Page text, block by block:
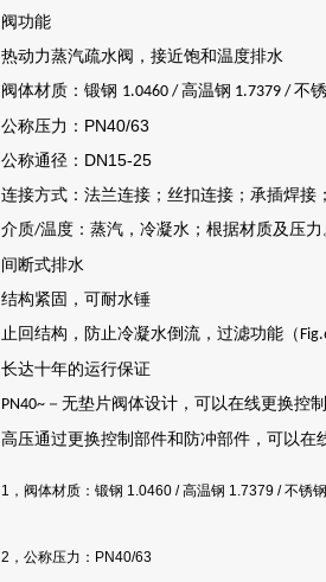
阀功能
热动力蒸汽疏水阀，接近饱和温度排水
阀体材质：锻钢 1.0460 / 高温钢 1.7379 / 不
公称压力： PN40/63
公称通径： DN15-25
连接方式： 法兰连接；丝扣连接；承插焊接
介质/温度： 蒸汽，冷凝水；根据材质及压力
间断式排水
结构紧固，可耐水锤
止回结构，防止冷凝水倒流，过滤功能（
长达十年的运行保证
PN40~ －无垫片阀体设计，可以在线更换控
高压通过更换控制部件和防冲部件，可以在
1，阀体材质：锻钢 1.0460 / 高温钢 1.7379 / 不锈
2，公称压力：PN40/63